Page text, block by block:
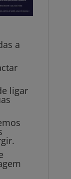
a
ligar